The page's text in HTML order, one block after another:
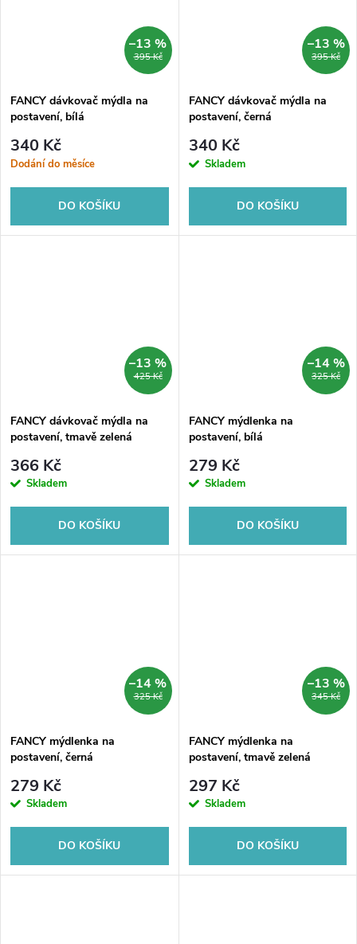
395 Kč
–13 %
FANCY dávkovač mýdla na
postavení, bílá
340 Kč
Dodání do měsíce
DO KOŠÍKU
395 Kč
–13 %
FANCY dávkovač mýdla na
postavení, černá
340 Kč
Skladem
DO KOŠÍKU
425 Kč
–13 %
FANCY dávkovač mýdla na
postavení, tmavě zelená
366 Kč
Skladem
DO KOŠÍKU
325 Kč
–14 %
FANCY mýdlenka na
postavení, bílá
279 Kč
Skladem
DO KOŠÍKU
325 Kč
–14 %
FANCY mýdlenka na
postavení, černá
279 Kč
Skladem
DO KOŠÍKU
345 Kč
–13 %
FANCY mýdlenka na
postavení, tmavě zelená
297 Kč
Skladem
DO KOŠÍKU